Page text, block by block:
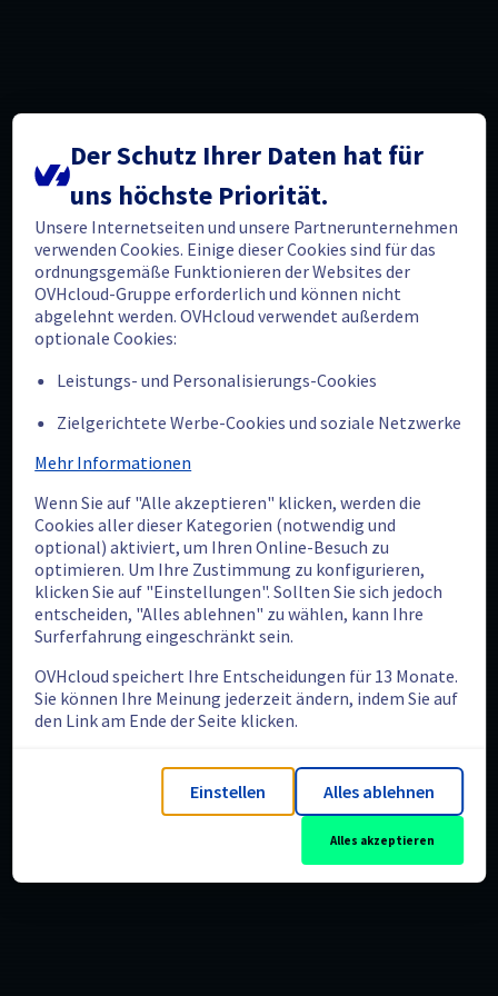
Der Schutz Ihrer Daten hat für
uns höchste Priorität.
Unsere Internetseiten und unsere Partnerunternehmen
verwenden Cookies. Einige dieser Cookies sind für das
ordnungsgemäße Funktionieren der Websites der
OVHcloud-Gruppe erforderlich und können nicht
abgelehnt werden. OVHcloud verwendet außerdem
optionale Cookies:
Leistungs- und Personalisierungs-Cookies
Zielgerichtete Werbe-Cookies und soziale Netzwerke
Mehr Informationen
Wenn Sie auf "Alle akzeptieren" klicken, werden die
Cookies aller dieser Kategorien (notwendig und
optional) aktiviert, um Ihren Online-Besuch zu
optimieren. Um Ihre Zustimmung zu konfigurieren,
klicken Sie auf "Einstellungen". Sollten Sie sich jedoch
entscheiden, "Alles ablehnen" zu wählen, kann Ihre
Surferfahrung eingeschränkt sein.
OVHcloud speichert Ihre Entscheidungen für 13 Monate.
Sie können Ihre Meinung jederzeit ändern, indem Sie auf
den Link am Ende der Seite klicken.
Einstellen Alles ablehnen
Alles akzeptieren